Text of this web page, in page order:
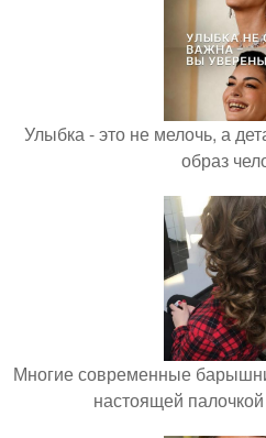
Улыбка - это не мелочь, а
образ
Многие современные
настоящей